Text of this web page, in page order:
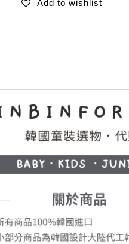
Add to wishlist